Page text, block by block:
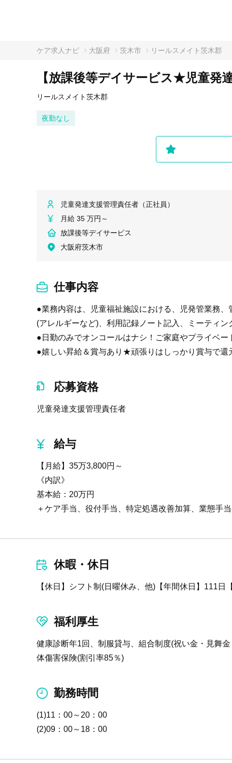
ケア求人ナビ 大阪府 茨木市 リールスメイト茨木郡
【放課後等デイサービス★児童発
リールスメイト茨木郡
夜勤なし
児童発達支援管理責任者（正社員）
月給 35 万円～
放課後等デイサービス
大阪府茨木市
仕事内容
●業務内容は、児童福祉施設における、児発管業務
(アレルギーなど)、利用記録ノート記入、ミーティ
●日勤のみでオンコールはナシ！ご家庭やプライベ
●嬉しい昇給＆賞与あり★頑張りはしっかり賞与で還
応募資格
児童発達支援管理責任者
給与
【月給】35万3,800円～
《内訳》
基本給：20万円
＋ケア手当、役付手当、特定処遇改善加算、業態手
休暇・休日
【休日】シフト制(日曜休み、他)【年間休日】111
福利厚生
健康診断年1回、制服貸与、組合制度(祝い金・見舞
体傷害保険(割引率85％)
勤務時間
(1)11：00～20：00
(2)09：00～18：00